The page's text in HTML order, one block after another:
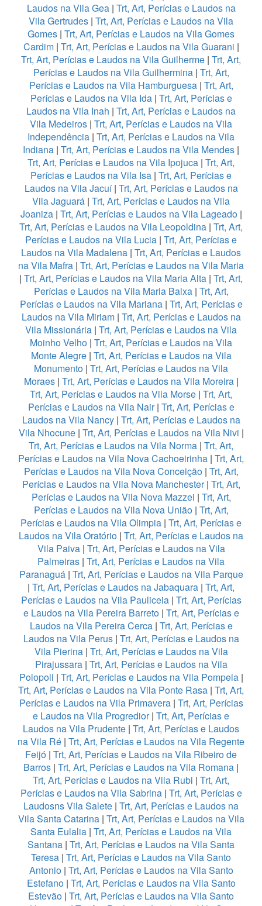
Laudos na Vila Gea| Trt, Art, Perícias e Laudos na
Vila Gertrudes | Trt, Art, Perícias e Laudos na Vila
Gomes | Trt, Art, Perícias e Laudos na Vila Gomes
Cardim| Trt, Art, Perícias e Laudos na Vila Guarani |
Trt, Art, Perícias e Laudos na Vila Guilherme | Trt, Art,
Perícias e Laudos na Vila Guilhermina| Trt, Art,
Perícias e Laudos na Vila Hamburguesa| Trt, Art,
Perícias e Laudos na Vila Ida| Trt, Art, Perícias e
Laudos na Vila Inah | Trt, Art, Perícias e Laudos na
Vila Medeiros | Trt, Art, Perícias e Laudos na Vila
Independência | Trt, Art, Perícias e Laudos na Vila
Indiana | Trt, Art, Perícias e Laudos na Vila Mendes |
Trt, Art, Perícias e Laudos na Vila Ipojuca | Trt, Art,
Perícias e Laudos na Vila Isa | Trt, Art, Perícias e
Laudos na Vila Jacuí| Trt, Art, Perícias e Laudos na
Vila Jaguará | Trt, Art, Perícias e Laudos na Vila
Joaniza| Trt, Art, Perícias e Laudos na Vila Lageado|
Trt, Art, Perícias e Laudos na Vila Leopoldina | Trt, Art,
Perícias e Laudos na Vila Lucia | Trt, Art, Perícias e
Laudos na Vila Madalena | Trt, Art, Perícias e Laudos
na Vila Mafra | Trt, Art, Perícias e Laudos na Vila Maria
| Trt, Art, Perícias e Laudos na Vila Maria Alta | Trt, Art,
Perícias e Laudos na Vila Maria Baixa| Trt, Art,
Perícias e Laudos na Vila Mariana| Trt, Art, Perícias e
Laudos na Vila Miriam| Trt, Art, Perícias e Laudos na
Vila Missionária | Trt, Art, Perícias e Laudos na Vila
Moinho Velho | Trt, Art, Perícias e Laudos na Vila
Monte Alegre| Trt, Art, Perícias e Laudos na Vila
Monumento | Trt, Art, Perícias e Laudos na Vila
Moraes| Trt, Art, Perícias e Laudos na Vila Moreira|
Trt, Art, Perícias e Laudos na Vila Morse | Trt, Art,
Perícias e Laudos na Vila Nair| Trt, Art, Perícias e
Laudos na Vila Nancy| Trt, Art, Perícias e Laudos na
Vila Nhocune| Trt, Art, Perícias e Laudos na Vila Nivi |
Trt, Art, Perícias e Laudos na Vila Norma | Trt, Art,
Perícias e Laudos na Vila Nova Cachoeirinha | Trt, Art,
Perícias e Laudos na Vila Nova Conceição| Trt, Art,
Perícias e Laudos na Vila Nova Manchester| Trt, Art,
Perícias e Laudos na Vila Nova Mazzei | Trt, Art,
Perícias e Laudos na Vila Nova União| Trt, Art,
Perícias e Laudos na Vila Olimpia | Trt, Art, Perícias e
Laudos na Vila Oratório | Trt, Art, Perícias e Laudos na
Vila Paiva| Trt, Art, Perícias e Laudos na Vila
Palmeiras | Trt, Art, Perícias e Laudos na Vila
Paranaguá| Trt, Art, Perícias e Laudos na Vila Parque
| Trt, Art, Perícias e Laudos na Jabaquara | Trt, Art,
Perícias e Laudos na Vila Pauliceia| Trt, Art, Perícias
e Laudos na Vila Pereira Barreto| Trt, Art, Perícias e
Laudos na Vila Pereira Cerca| Trt, Art, Perícias e
Laudos na Vila Perus| Trt, Art, Perícias e Laudos na
Vila Pierina| Trt, Art, Perícias e Laudos na Vila
Pirajussara| Trt, Art, Perícias e Laudos na Vila
Polopoli | Trt, Art, Perícias e Laudos na Vila Pompeia|
Trt, Art, Perícias e Laudos na Vila Ponte Rasa | Trt, Art,
Perícias e Laudos na Vila Primavera| Trt, Art, Perícias
e Laudos na Vila Progredior| Trt, Art, Perícias e
Laudos na Vila Prudente | Trt, Art, Perícias e Laudos
na Vila Ré | Trt, Art, Perícias e Laudos na Vila Regente
Feijó | Trt, Art, Perícias e Laudos na Vila Ribeiro de
Barros | Trt, Art, Perícias e Laudos na Vila Romana |
Trt, Art, Perícias e Laudos na Vila Rubi | Trt, Art,
Perícias e Laudos na Vila Sabrina| Trt, Art, Perícias e
Laudosns Vila Salete | Trt, Art, Perícias e Laudos na
Vila Santa Catarina| Trt, Art, Perícias e Laudos na Vila
Santa Eulalia | Trt, Art, Perícias e Laudos na Vila
Santana | Trt, Art, Perícias e Laudos na Vila Santa
Teresa | Trt, Art, Perícias e Laudos na Vila Santo
Antonio| Trt, Art, Perícias e Laudos na Vila Santo
Estefano| Trt, Art, Perícias e Laudos na Vila Santo
Estevão | Trt, Art, Perícias e Laudos na Vila Santo